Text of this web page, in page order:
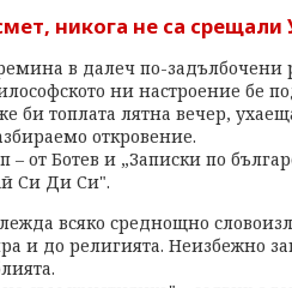
никога не са срещали
в далеч по-задълбочени
ни настроение бе
би топлата лятна вечер,
откровение.
от Ботев и „Записки по
Си Ди Си".
всяко среднощно
и до религията. Неизбежно